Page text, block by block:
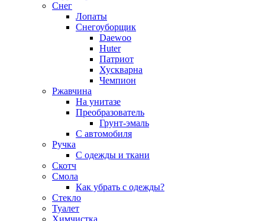
Снег
Лопаты
Снегоуборщик
Daewoo
Huter
Патриот
Хускварна
Чемпион
Ржавчина
На унитазе
Преобразователь
Грунт-эмаль
С автомобиля
Ручка
С одежды и ткани
Скотч
Смола
Как убрать с одежды?
Стекло
Туалет
Химчистка